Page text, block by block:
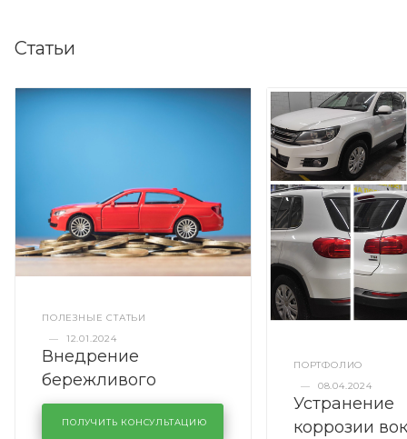
Статьи
ПОЛЕЗНЫЕ СТАТЬИ
—
12.01.2024
Внедрение
бережливого
производства в
кузовном сервисе
ПОЛУЧИТЬ КОНСУЛЬТАЦИЮ
ПОРТФОЛИО
—
08.04.2024
Устранение
коррозии